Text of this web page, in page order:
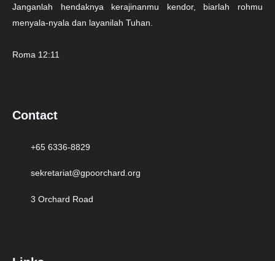
Janganlah hendaknya kerajinanmu kendor, biarlah rohmu
menyala-nyala dan layanilah Tuhan.
Roma 12:11
Contact
+65 6336-8829
sekretariat@gpoorchard.org
3 Orchard Road